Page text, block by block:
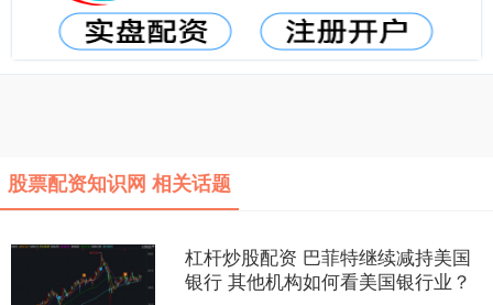
股票配资知识网 相关话题
杠杆炒股配资 巴菲特继续减持美国
银行 其他机构如何看美国银行业？